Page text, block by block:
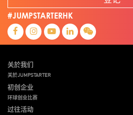
#JUMPSTARTERHK
关於我们
关於JUMPSTARTER
初创企业
环球创业比赛
过往活动